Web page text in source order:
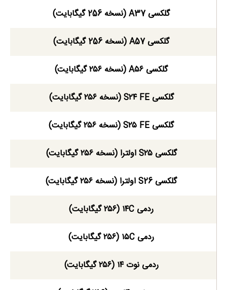
گلکسی A37 (نسخه 256 گیگابایت)
گلکسی A57 (نسخه 256 گیگابایت)
گلکسی A۵۶ (نسخه ۲۵۶ گیگابایت)
گلکسی S۲۴ FE (نسخه ۲۵۶ گیگابایت)
گلکسی S۲۵ FE (نسخه ۲۵۶ گیگابایت)
گلکسی S۲۵ اولترا (نسخه ۲۵۶ گیگابایت)
گلکسی S26 اولترا (نسخه ۲۵۶ گیگابایت)
ردمی ۱۴C (۲۵۶ گیگابایت)
ردمی ۱۵C (۲۵۶ گیگابایت)
ردمی نوت ۱۴ (۲۵۶ گیگابایت)